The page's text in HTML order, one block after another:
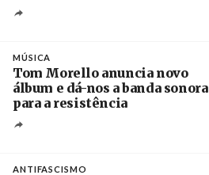
MÚSICA
Tom Morello anuncia novo
álbum e dá-nos a banda sonora
para a resistência
ANTIFASCISMO